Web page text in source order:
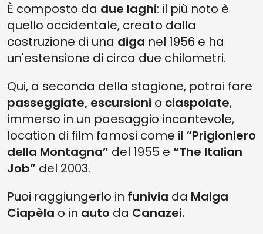
È composto da due laghi: il più noto è
quello occidentale, creato dalla
costruzione di una diga nel 1956 e ha
un'estensione di circa due chilometri.
Qui, a seconda della stagione, potrai fare
passeggiate, escursioni o ciaspolate,
immerso in un paesaggio incantevole,
location di film famosi come il “Prigioniero
della Montagna” del 1955 e “The Italian
Job” del 2003.
Puoi raggiungerlo in funivia da Malga
Ciapèla o in auto da Canazei.